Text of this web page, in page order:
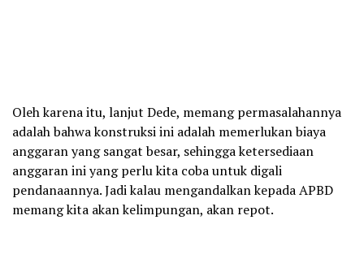
Oleh karena itu, lanjut Dede, memang permasalahannya
adalah bahwa konstruksi ini adalah memerlukan biaya
anggaran yang sangat besar, sehingga ketersediaan
anggaran ini yang perlu kita coba untuk digali
pendanaannya. Jadi kalau mengandalkan kepada APBD
memang kita akan kelimpungan, akan repot.